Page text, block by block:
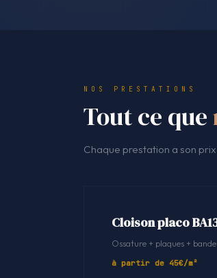
NOS PRESTATIONS
Tout ce que
Chaque prestation a son
Cloison placo
Ossature + plaques +
à partir de 45€/m²